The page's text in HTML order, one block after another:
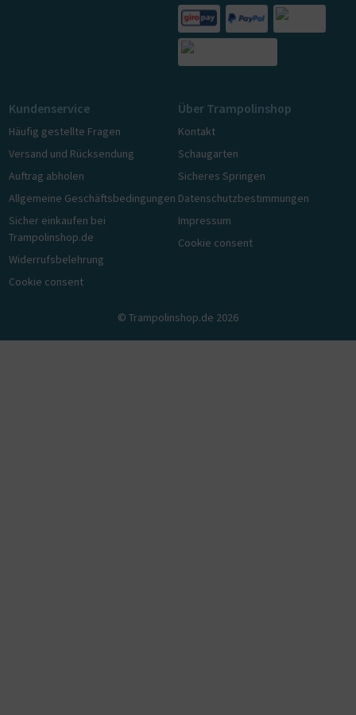
Kundenservice
Häufig gestellte Fragen
Versand und Rücksendung
Auftrag abholen
Allgemeine Geschäftsbedingungen
Sicher einkaufen bei
Trampolinshop.de
Widerrufsbelehrung
Cookie consent
Über Trampolinshop
Kontakt
Schaugarten
Sicheres Springen
Datenschutzbestimmungen
Impressum
Cookie consent
© Trampolinshop.de 2026